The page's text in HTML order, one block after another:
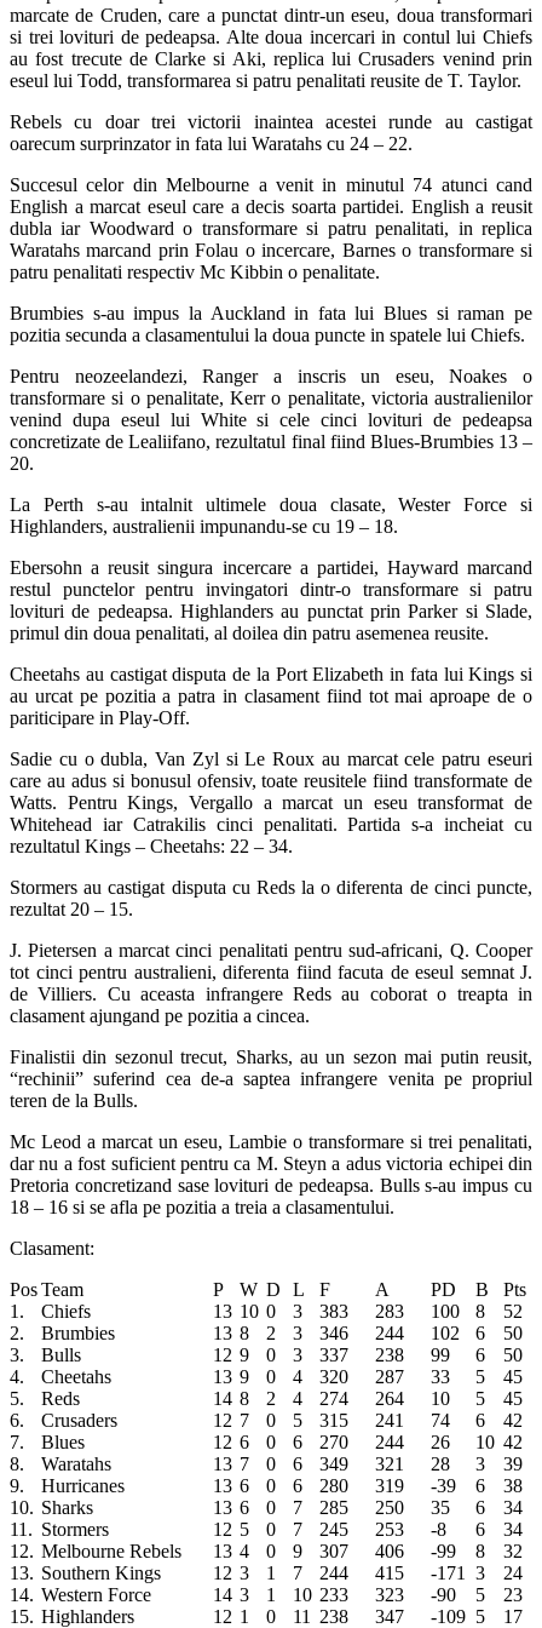
marcate de Cruden, care a punctat dintr-un eseu, doua transformari
si trei lovituri de pedeapsa. Alte doua incercari in contul lui Chiefs
au fost trecute de Clarke si Aki, replica lui Crusaders venind prin
eseul lui Todd, transformarea si patru penalitati reusite de T. Taylor.
Rebels cu doar trei victorii inaintea acestei runde au castigat
oarecum surprinzator in fata lui Waratahs cu 24 – 22.
Succesul celor din Melbourne a venit in minutul 74 atunci cand
English a marcat eseul care a decis soarta partidei. English a reusit
dubla iar Woodward o transformare si patru penalitati, in replica
Waratahs marcand prin Folau o incercare, Barnes o transformare si
patru penalitati respectiv Mc Kibbin o penalitate.
Brumbies s-au impus la Auckland in fata lui Blues si raman pe
pozitia secunda a clasamentului la doua puncte in spatele lui Chiefs.
Pentru neozeelandezi, Ranger a inscris un eseu, Noakes o
transformare si o penalitate, Kerr o penalitate, victoria australienilor
venind dupa eseul lui White si cele cinci lovituri de pedeapsa
concretizate de Lealiifano, rezultatul final fiind Blues-Brumbies 13 –
20.
La Perth s-au intalnit ultimele doua clasate, Wester Force si
Highlanders, australienii impunandu-se cu 19 – 18.
Ebersohn a reusit singura incercare a partidei, Hayward marcand
restul punctelor pentru invingatori dintr-o transformare si patru
lovituri de pedeapsa. Highlanders au punctat prin Parker si Slade,
primul din doua penalitati, al doilea din patru asemenea reusite.
Cheetahs au castigat disputa de la Port Elizabeth in fata lui Kings si
au urcat pe pozitia a patra in clasament fiind tot mai aproape de o
pariticipare in Play-Off.
Sadie cu o dubla, Van Zyl si Le Roux au marcat cele patru eseuri
care au adus si bonusul ofensiv, toate reusitele fiind transformate de
Watts. Pentru Kings, Vergallo a marcat un eseu transformat de
Whitehead iar Catrakilis cinci penalitati. Partida s-a incheiat cu
rezultatul Kings – Cheetahs: 22 – 34.
Stormers au castigat disputa cu Reds la o diferenta de cinci puncte,
rezultat 20 – 15.
J. Pietersen a marcat cinci penalitati pentru sud-africani, Q. Cooper
tot cinci pentru australieni, diferenta fiind facuta de eseul semnat J.
de Villiers. Cu aceasta infrangere Reds au coborat o treapta in
clasament ajungand pe pozitia a cincea.
Finalistii din sezonul trecut, Sharks, au un sezon mai putin reusit,
“rechinii” suferind cea de-a saptea infrangere venita pe propriul
teren de la Bulls.
Mc Leod a marcat un eseu, Lambie o transformare si trei penalitati,
dar nu a fost suficient pentru ca M. Steyn a adus victoria echipei din
Pretoria concretizand sase lovituri de pedeapsa. Bulls s-au impus cu
18 – 16 si se afla pe pozitia a treia a clasamentului.
Clasament:
PosTeam P W D L F A PD B
Pts
1.
Chiefs 13 10 0 3 383 283 100 8
52
2.
Brumbies 13 8 2 3 346 244 102 6
50
3.
Bulls 12 9 0 3 337 238 99 6
50
4.
Cheetahs 13 9 0 4 320 287 33 5
45
5.
Reds 14 8 2 4 274 264 10 5
45
6.
Crusaders 12 7 0 5 315 241 74 6
42
7.
Blues 12 6 0 6 270 244 26 10 42
8.
Waratahs 13 7 0 6 349 321 28 3
39
9.
Hurricanes 13 6 0 6 280 319 -39 6
38
10. Sharks 13 6 0 7 285 250 35 6
34
11. Stormers 12 5 0 7 245 253 -8 6
34
12. Melbourne Rebels 13 4 0 9 307 406 -99 8
32
13. Southern Kings 12 3 1 7 244 415 -171 3
24
14. Western Force 14 3 1 10 233 323 -90 5
23
15. Highlanders 12 1 0 11 238 347 -109 5
17